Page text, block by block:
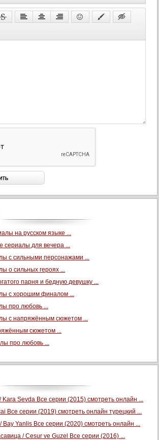
на русском языке ...
сериалы для вечера ...
с сильными персонажами ...
о сильных героях ...
парня и бедную девушку ...
с хорошим финалом ...
про любовь ...
с напряжённым сюжетом ...
сюжетом ...
про любовь ...
Sevda Все серии (2015) смотреть онлайн ...
Все серии (2019) смотреть онлайн турецкий ...
Bay Yanlis Все серии (2020) смотреть онлайн ...
/ Cesur ve Guzel Все серии (2016) ...